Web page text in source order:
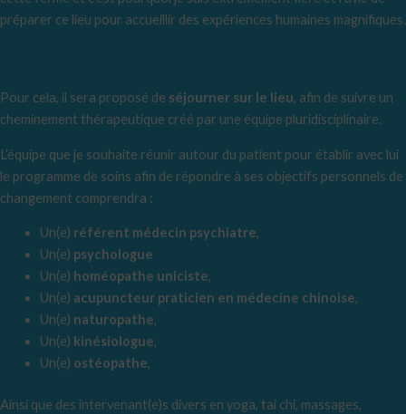
préparer ce lieu pour accueillir des expériences humaines magnifiques.
Pour cela, il sera proposé de séjourner sur le lieu, afin de suivre un
cheminement thérapeutique créé par une équipe pluridisciplinaire.
L’équipe que je souhaite réunir autour du patient pour établir avec lui
le programme de soins afin de répondre à ses objectifs personnels de
changement comprendra :
Un(e) référent médecin psychiatre,
Un(e) psychologue
Un(e) homéopathe uniciste,
Un(e) acupuncteur praticien en médecine chinoise,
Un(e) naturopathe,
Un(e) kinésiologue,
Un(e) ostéopathe,
Ainsi que des intervenant(e)s divers en yoga, tai chi, massages,